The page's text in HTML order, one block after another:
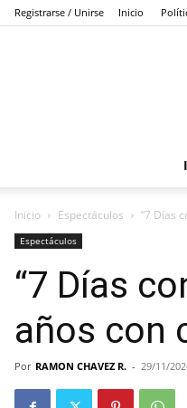
Registrarse / Unirse Inicio
Inicio Espectáculos “7 Días
Espectáculos
“7 Días
años con
Por RAMON CHAVEZ R. - 29/11/